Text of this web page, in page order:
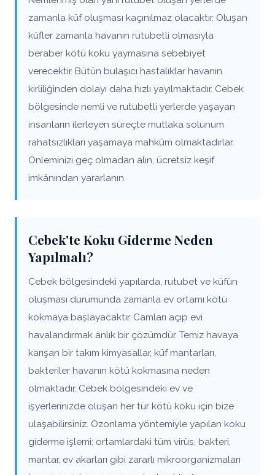
zamanla küf oluşması kaçınılmaz olacaktır. Oluşan
küfler zamanla havanın rutubetli olmasıyla
beraber kötü koku yaymasına sebebiyet
verecektir. Bütün bulaşıcı hastalıklar havanın
kirliliğinden dolayı daha hızlı yayılmaktadır. Cebek
bölgesinde nemli ve rutubetli yerlerde yaşayan
insanların ilerleyen süreçte mutlaka solunum
rahatsızlıkları yaşamaya mahkûm olmaktadırlar.
Önleminizi geç olmadan alın, ücretsiz keşif
imkânından yararlanın.
Cebek'te Koku Giderme Neden
Yapılmalı?
Cebek bölgesindeki yapılarda, rutubet ve küfün
oluşması durumunda zamanla ev ortamı kötü
kokmaya başlayacaktır. Camları açıp evi
havalandırmak anlık bir çözümdür. Temiz havaya
karışan bir takım kimyasallar, küf mantarları,
bakteriler havanın kötü kokmasına neden
olmaktadır. Cebek bölgesindeki ev ve
işyerlerinizde oluşan her tür kötü koku için bize
ulaşabilirsiniz. Ozonlama yöntemiyle yapılan koku
giderme işlemi; ortamlardaki tüm virüs, bakteri,
mantar, ev akarları gibi zararlı mikroorganizmaları